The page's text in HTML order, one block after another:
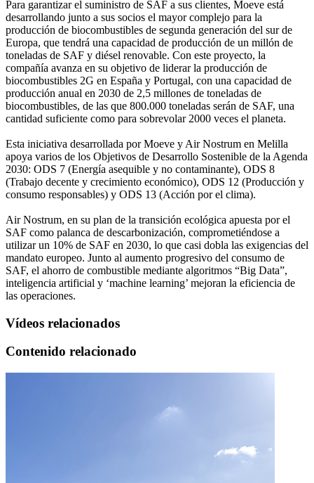
Para garantizar el suministro de SAF a sus clientes, Moeve está
desarrollando junto a sus socios el mayor complejo para la
producción de biocombustibles de segunda generación del sur de
Europa, que tendrá una capacidad de producción de un millón de
toneladas de SAF y diésel renovable. Con este proyecto, la
compañía avanza en su objetivo de liderar la producción de
biocombustibles 2G en España y Portugal, con una capacidad de
producción anual en 2030 de 2,5 millones de toneladas de
biocombustibles, de las que 800.000 toneladas serán de SAF, una
cantidad suficiente como para sobrevolar 2000 veces el planeta.
Esta iniciativa desarrollada por Moeve y Air Nostrum en Melilla
apoya varios de los Objetivos de Desarrollo Sostenible de la Agenda
2030: ODS 7 (Energía asequible y no contaminante), ODS 8
(Trabajo decente y crecimiento económico), ODS 12 (Producción y
consumo responsables) y ODS 13 (Acción por el clima).
Air Nostrum, en su plan de la transición ecológica apuesta por el
SAF como palanca de descarbonización, comprometiéndose a
utilizar un 10% de SAF en 2030, lo que casi dobla las exigencias del
mandato europeo. Junto al aumento progresivo del consumo de
SAF, el ahorro de combustible mediante algoritmos “Big Data”,
inteligencia artificial y ‘machine learning’ mejoran la eficiencia de
las operaciones.
Vídeos relacionados
Contenido relacionado